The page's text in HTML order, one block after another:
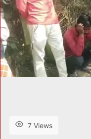
7 Views